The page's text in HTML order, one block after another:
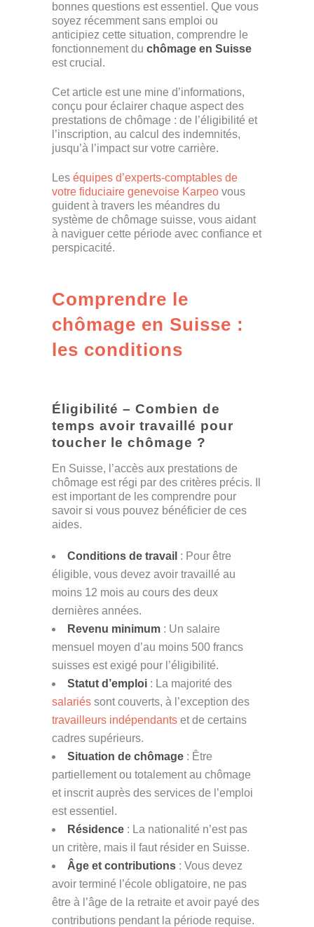
bonnes questions est essentiel. Que vous
soyez récemment sans emploi ou
anticipiez cette situation, comprendre le
fonctionnement du chômage en Suisse
est crucial.
Cet article est une mine d’informations,
conçu pour éclairer chaque aspect des
prestations de chômage : de l’éligibilité et
l’inscription, au calcul des indemnités,
jusqu’à l’impact sur votre carrière.
Les équipes d’experts-comptables de
votre fiduciaire genevoise Karpeo vous
guident à travers les méandres du
système de chômage suisse, vous aidant
à naviguer cette période avec confiance et
perspicacité.
Comprendre le
chômage en Suisse :
les conditions
Éligibilité – Combien de
temps avoir travaillé pour
toucher le chômage ?
En Suisse, l’accès aux prestations de
chômage est régi par des critères précis. Il
est important de les comprendre pour
savoir si vous pouvez bénéficier de ces
aides.
Conditions de travail : Pour être
éligible, vous devez avoir travaillé au
moins 12 mois au cours des deux
dernières années​​​​​​.
Revenu minimum : Un salaire
mensuel moyen d’au moins 500 francs
suisses est exigé pour l’éligibilité​​.
Statut d’emploi : La majorité des
salariés sont couverts, à l’exception des
travailleurs indépendants et de certains
cadres supérieurs​​.
Situation de chômage : Être
partiellement ou totalement au chômage
et inscrit auprès des services de l’emploi
est essentiel​​.
Résidence : La nationalité n’est pas
un critère, mais il faut résider en Suisse​​.
Âge et contributions : Vous devez
avoir terminé l’école obligatoire, ne pas
être à l’âge de la retraite et avoir payé des
contributions pendant la période requise​​​​​​.